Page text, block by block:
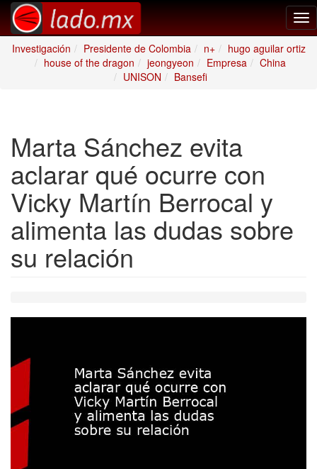
Investigación
Presidente de Colombia n+
hugo aguilar ortiz
house of the dragon
jeongyeon Empresa
China
UNISON
Bansefi
Marta Sánchez evita
aclarar qué ocurre con
Vicky Martín Berrocal y
alimenta las dudas sobre
su relación